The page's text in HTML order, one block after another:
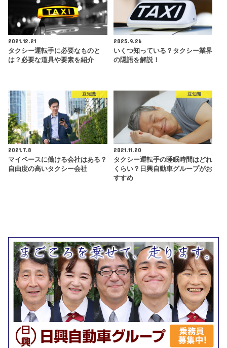
2021.12.21
タクシー運転手に必要なものと
は？必要な道具や要素を紹介
2025.9.26
いくつ知っている？タクシー業界
の隠語を解説！
豆知識
2021.7.8
マイペースに働ける会社はある？
自由度の高いタクシー会社
豆知識
2021.11.20
タクシー運転手の睡眠時間はどれ
くらい？日興自動車グループがお
すすめ